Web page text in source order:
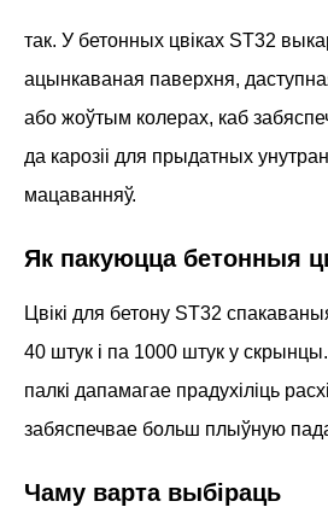
так. У бетонных цвіках ST32
ацынкаваная паверхня,
або жоўтым колерах, каб
да карозіі для прыдатных
мацаванняў.
Як пакуюцца бетонныя
Цвікі для бетону ST32
40 штук і па 1000 штук у
палкі дапамагае прадухіліць
забяспечвае больш плыўную
Чаму варта выбіраць